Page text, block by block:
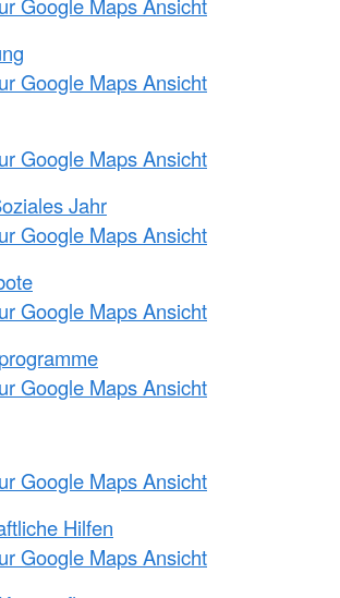
Google Maps Ansicht
Google Maps Ansicht
Google Maps Ansicht
Jahr
Google Maps Ansicht
Google Maps Ansicht
Google Maps Ansicht
Google Maps Ansicht
Hilfen
Google Maps Ansicht